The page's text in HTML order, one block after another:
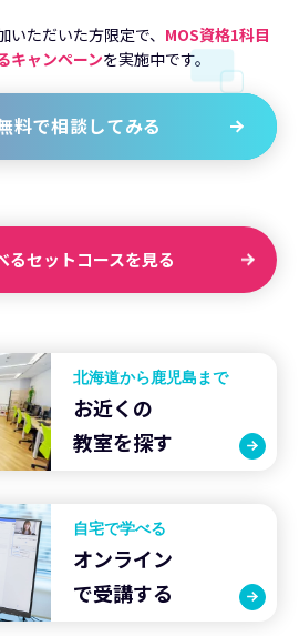
ただいた方限定で、 MOS資格1科目
キャンペーンを実施中です。
料で相談してみる
るセットコースを見る
北海道から鹿児島まで
お近くの
教室を探す
自宅で学べる
オンライン
で受講する